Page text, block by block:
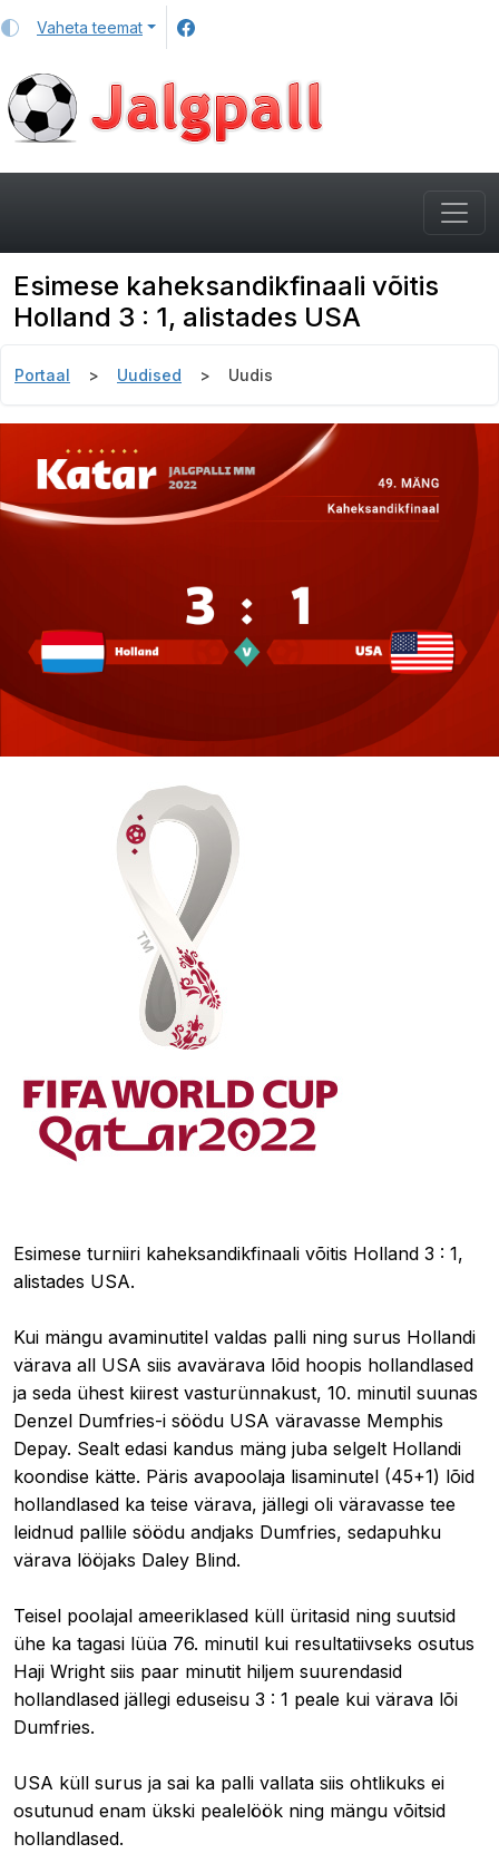
Vaheta teemat
Esimese kaheksandikfinaali võitis
Holland 3 : 1, alistades USA
Portaal Uudised Uudis
Esimese turniiri kaheksandikfinaali võitis Holland 3 : 1,
alistades USA.
Kui mängu avaminutitel valdas palli ning surus Hollandi
värava all USA siis avavärava lõid hoopis hollandlased
ja seda ühest kiirest vasturünnakust, 10. minutil suunas
Denzel Dumfries-i söödu USA väravasse Memphis
Depay. Sealt edasi kandus mäng juba selgelt Hollandi
koondise kätte. Päris avapoolaja lisaminutel (45+1) lõid
hollandlased ka teise värava, jällegi oli väravasse tee
leidnud pallile söödu andjaks Dumfries, sedapuhku
värava lööjaks Daley Blind.
Teisel poolajal ameeriklased küll üritasid ning suutsid
ühe ka tagasi lüüa 76. minutil kui resultatiivseks osutus
Haji Wright siis paar minutit hiljem suurendasid
hollandlased jällegi eduseisu 3 : 1 peale kui värava lõi
Dumfries.
USA küll surus ja sai ka palli vallata siis ohtlikuks ei
osutunud enam ükski pealelöök ning mängu võitsid
hollandlased.